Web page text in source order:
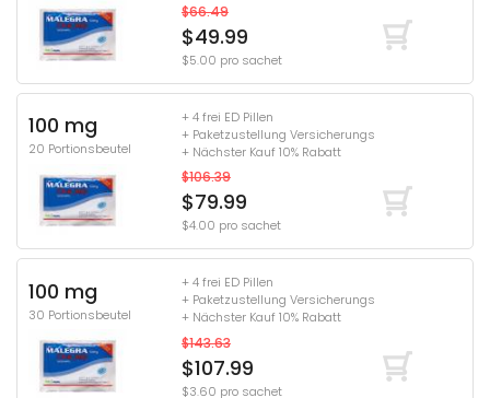
$66.49
$49.99
$5.00 pro sachet
100 mg
20 Portionsbeutel
+ 4 frei ED Pillen
+ Paketzustellung Versicherungs
+ Nächster Kauf 10% Rabatt
$106.39
$79.99
$4.00 pro sachet
100 mg
30 Portionsbeutel
+ 4 frei ED Pillen
+ Paketzustellung Versicherungs
+ Nächster Kauf 10% Rabatt
$143.63
$107.99
$3.60 pro sachet